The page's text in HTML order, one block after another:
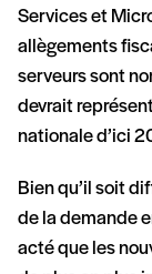
Services et
allègements
serveurs sont
devrait
nationale d’ici
Bien qu’il soit
de la demande
acté que les